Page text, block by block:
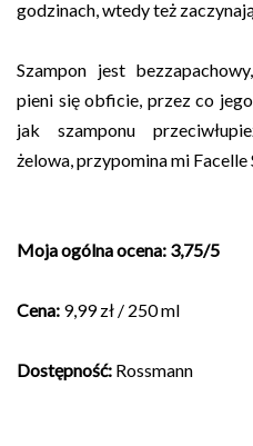
godzinach, wtedy też
Szampon jest
pieni się obficie, przez co
jak szamponu
żelowa, przypomina mi Facelle
Moja ogólna ocena: 3,75/5
Cena: 9,99 zł / 250 ml
Dostępność: Rossmann